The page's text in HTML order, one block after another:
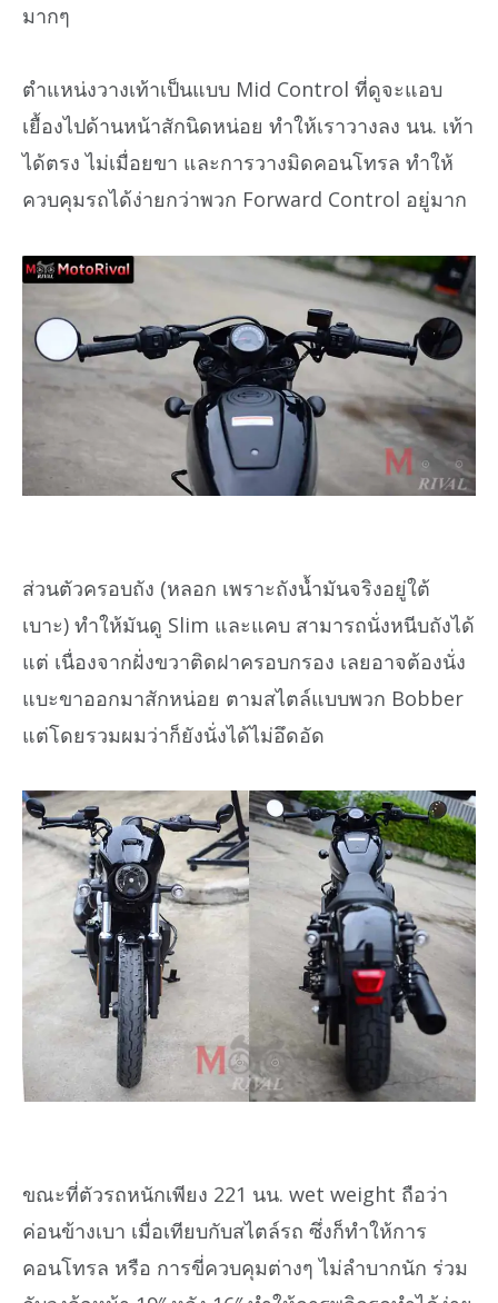
มากๆ
ตำแหน่งวางเท้าเป็นแบบ Mid Control ที่ดูจะแอบ
เยื้องไปด้านหน้าสักนิดหน่อย ทำให้เราวางลง นน. เท้า
ได้ตรง ไม่เมื่อยขา และการวางมิดคอนโทรล ทำให้
ควบคุมรถได้ง่ายกว่าพวก Forward Control อยู่มาก
ส่วนตัวครอบถัง (หลอก เพราะถังน้ำมันจริงอยู่ใต้
เบาะ) ทำให้มันดู Slim และแคบ สามารถนั่งหนีบถังได้
แต่ เนื่องจากฝั่งขวาติดฝาครอบกรอง เลยอาจต้องนั่ง
แบะขาออกมาสักหน่อย ตามสไตล์แบบพวก Bobber
แต่โดยรวมผมว่าก็ยังนั่งได้ไม่อึดอัด
ขณะที่ตัวรถหนักเพียง 221 นน. wet weight ถือว่า
ค่อนข้างเบา เมื่อเทียบกับสไตล์รถ ซึ่งก็ทำให้การ
คอนโทรล หรือ การขี่ควบคุมต่างๆ ไม่ลำบากนัก ร่วม